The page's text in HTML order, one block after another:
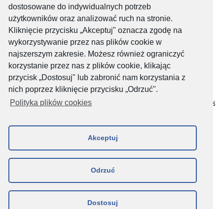
dostosowane do indywidualnych potrzeb
użytkowników oraz analizować ruch na stronie.
Kliknięcie przycisku „Akceptuj" oznacza zgodę na
wykorzystywanie przez nas plików cookie w
najszerszym zakresie. Możesz również ograniczyć
korzystanie przez nas z plików cookie, klikając
przycisk „Dostosuj" lub zabronić nam korzystania z
nich poprzez kliknięcie przycisku „Odrzuć".
Polityka plików cookies
Akceptuj
Odrzuć
Dostosuj
Regulamin dokonywania płatności cyklicznych dla przedpłaconej
Usługi dostępu do internetu (Pakiety Aero) za pomocą karty płatniczej
Regulamin korzystania z uprawnienia do zachowania ciągłości
świadczenia Usługi dostępu do internetu przy zmianie dostawcy tej
usługi
Podsumowanie Warunków Umowy
Regulamin Sklepu Internetowego Aero2
Regulamin Usługi Elektronicznego Biura Obsługi Klienta moje.aero2.pl